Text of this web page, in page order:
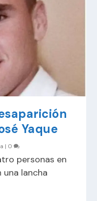
Yaque
| 0
personas en
lancha